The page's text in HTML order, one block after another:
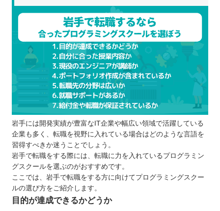
岩手には開発実績が豊富なIT企業や幅広い領域で活躍している
企業も多く、転職を視野に入れている場合はどのような言語を
習得すべきか迷うことでしょう。
岩手で転職をする際には、転職に力を入れているプログラミン
グスクールを選ぶのがおすすめです。
ここでは、岩手で転職をする方に向けてプログラミングスクー
ルの選び方をご紹介します。
目的が達成できるかどうか